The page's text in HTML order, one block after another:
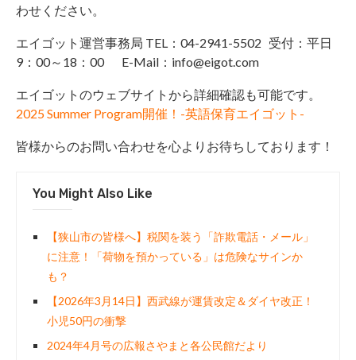
わせください。
エイゴット運営事務局 TEL：04-2941-5502 受付：平日
9：00～18：00 E-Mail：info@eigot.com
エイゴットのウェブサイトから詳細確認も可能です。
2025 Summer Program開催！-英語保育エイゴット-
皆様からのお問い合わせを心よりお待ちしております！
You Might Also Like
【狭山市の皆様へ】税関を装う「詐欺電話・メール」
に注意！「荷物を預かっている」は危険なサインか
も？
【2026年3月14日】西武線が運賃改定＆ダイヤ改正！
小児50円の衝撃
2024年4月号の広報さやまと各公民館だより